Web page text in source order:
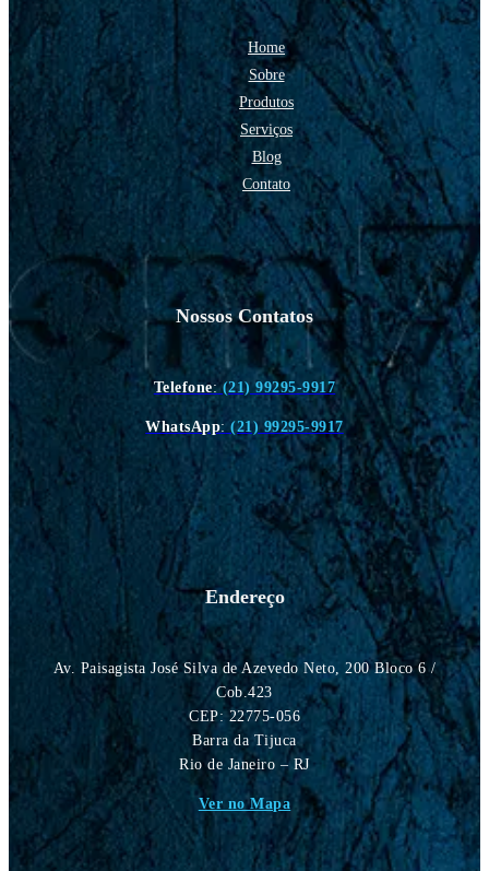
Home
Sobre
Produtos
Serviços
Blog
Contato
Nossos Contatos
Telefone:(21) 99295-9917
WhatsApp: (21) 99295-9917
Endereço
Av. Paisagista José Silva de Azevedo Neto, 200 Bloco 6 /
Cob.423
CEP: 22775-056
Barra da Tijuca
Rio de Janeiro – RJ
Ver no Mapa